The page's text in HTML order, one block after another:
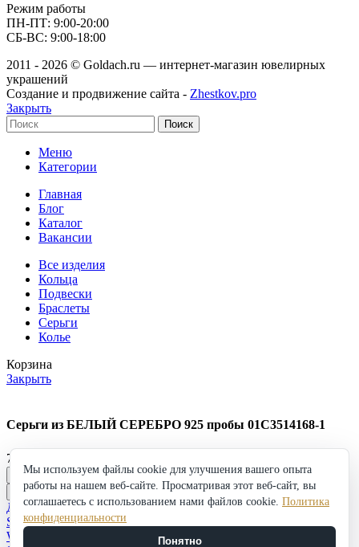
Режим работы
ПН-ПТ: 9:00-20:00
СБ-ВС: 9:00-18:00
2011 - 2026 © Goldach.ru — интернет-магазин ювелирных
украшений
Создание и продвижение сайта - Zhestkov.pro
Закрыть
Поиск
Меню
Категории
Главная
Блог
Каталог
Вакансии
Все изделия
Кольца
Подвески
Браслеты
Серьги
Колье
Корзина
Закрыть
Серьги из БЕЛЫЙ СЕРЕБРО 925 пробы 01С3514168-1
7 271
Серьги
из
БЕЛЫЙ
СЕРЕБРО
925
в корзину Купить
Добавить в избранное
Shop
Wishlist
Мы используем файлы cookie для улучшения вашего опыта
работы на нашем веб-сайте. Просматривая этот веб-сайт, вы
соглашаетесь с использованием нами файлов cookie. Политика
конфиденциальности
Понятно